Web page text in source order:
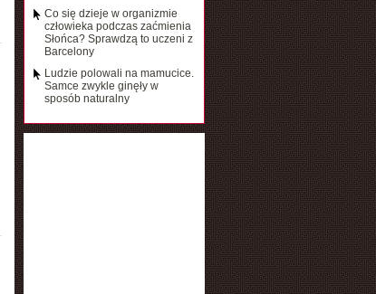
Co się dzieje w organizmie
człowieka podczas zaćmienia
Słońca? Sprawdzą to uczeni z
Barcelony
Ludzie polowali na mamucice.
Samce zwykle ginęły w
sposób naturalny